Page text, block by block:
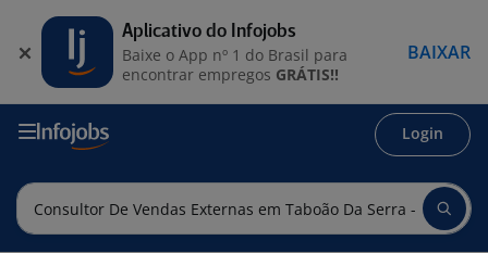
Login
Aplicativo do Infojobs
Baixe o App nº 1 do Brasil para
encontrar empregos GRÁTIS!!
BAIXAR